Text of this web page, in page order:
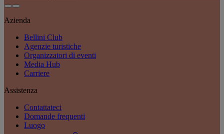
Azienda
Bellini Club
Agenzie turistiche
Organizzatori di eventi
Media Hub
Carriere
Assistenza
Contattateci
Domande frequenti
Luogo